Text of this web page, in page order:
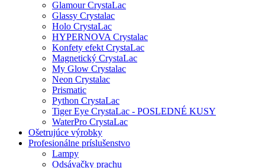
Glamour CrystaLac
Glassy Crystalac
Holo CrystaLac
HYPERNOVA Crystalac
Konfety efekt CrystaLac
Magnetický CrystaLac
My Glow Crystalac
Neon Crystalac
Prismatic
Python CrystaLac
Tiger Eye CrystaLac - POSLEDNÉ KUSY
WaterPro CrystaLac
Ošetrujúce výrobky
Profesionálne príslušenstvo
Lampy
Odsávačky prachu